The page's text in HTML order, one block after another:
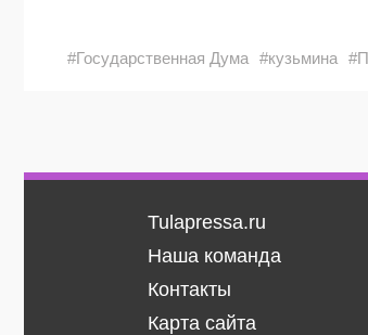
#Государственная Дума #кузьмина
Tulapressa.ru
Наша команда
Контакты
Карта сайта